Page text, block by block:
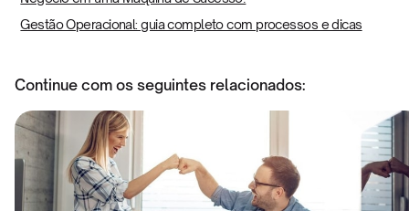
Gestão Operacional: guia completo com processos e dicas
Continue com os seguintes relacionados: